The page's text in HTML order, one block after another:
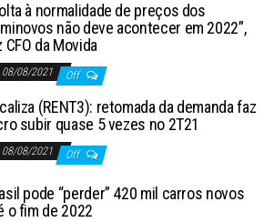
à normalidade de preços dos
não deve acontecer em 2022”,
CFO da Movida
08/08/2021 Off
(RENT3): retomada da demanda faz
subir quase 5 vezes no 2T21
08/08/2021 Off
pode “perder” 420 mil carros novos
o fim de 2022